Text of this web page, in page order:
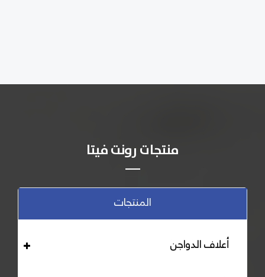
منتجات رونت فيتا
المنتجات
أعلاف الدواجن